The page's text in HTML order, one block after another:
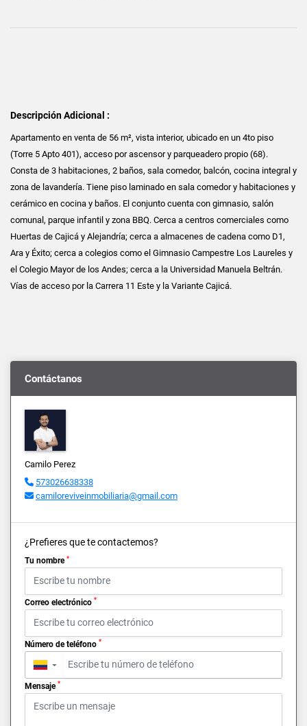
Descripción Adicional :
Apartamento en venta de 56 m², vista interior, ubicado en un 4to piso
(Torre 5 Apto 401), acceso por ascensor y parqueadero propio (68).
Consta de 3 habitaciones, 2 baños, sala comedor, balcón, cocina integral y
zona de lavandería. Tiene piso laminado en sala comedor y habitaciones y
cerámico en cocina y baños. El conjunto cuenta con gimnasio, salón
comunal, parque infantil y zona BBQ. Cerca a centros comerciales como
Huertas de Cajicá y Alejandría; cerca a almacenes de cadena como D1,
Ara y Éxito; cerca a colegios como el Gimnasio Campestre Los Laureles y
el Colegio Mayor de los Andes; cerca a la Universidad Manuela Beltrán.
Vías de acceso por la Carrera 11 Este y la Variante Cajicá.
Contáctanos
Camilo Perez
573026638338
camiloreviveinmobiliaria@gmail.com
¿Prefieres que te contactemos?
Tu nombre *
Correo electrónico *
Número de teléfono *
▼
Mensaje *